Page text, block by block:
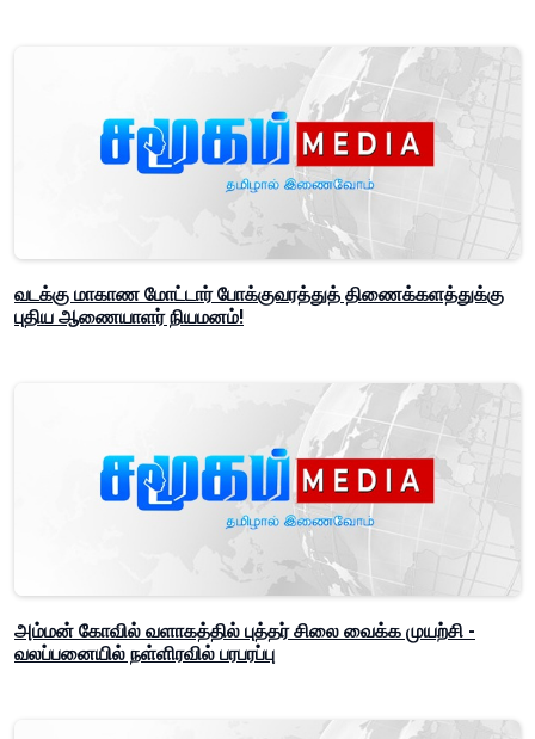
வடக்கு மாகாண மோட்டார் போக்குவரத்துத் திணைக்களத்துக்கு
புதிய ஆணையாளர் நியமனம்!
அம்மன் கோவில் வளாகத்தில் புத்தர் சிலை வைக்க முயற்சி -
வலப்பனையில் நள்ளிரவில் பரபரப்பு